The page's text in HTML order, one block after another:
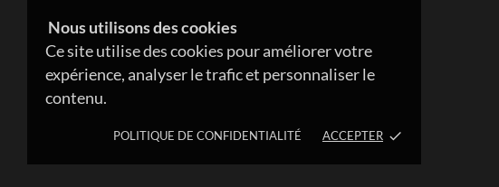
Nous utilisons des cookies
Ce site utilise des cookies pour améliorer votre
expérience, analyser le trafic et personnaliser le
contenu.
POLITIQUE DE CONFIDENTIALITÉ ACCEPTER done